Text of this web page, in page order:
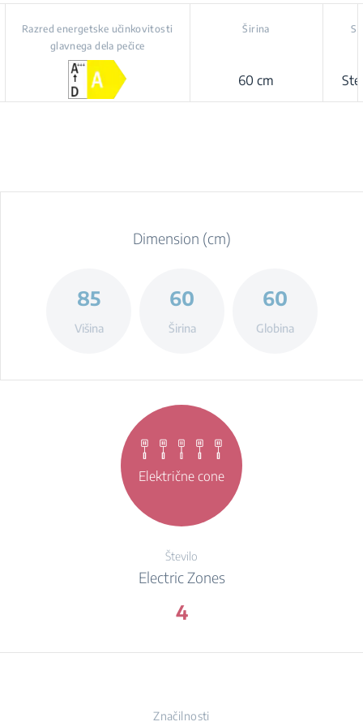
Razred energetske učinkovitosti
glavnega dela pečice
Širina
60 cm
Dimension (cm)
85
Višina
60
Širina
60
Globina
Električne cone
Število
Electric Zones
4
Značilnosti